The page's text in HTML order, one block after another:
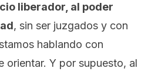
liberador, al poder
, sin ser juzgados y con
hablando con
orientar. Y por supuesto, al